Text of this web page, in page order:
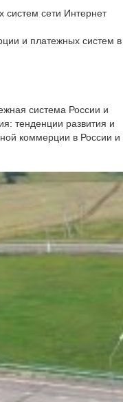
сети Интернет
и платежных систем в
система России и
тенденции развития и
коммерции в России и